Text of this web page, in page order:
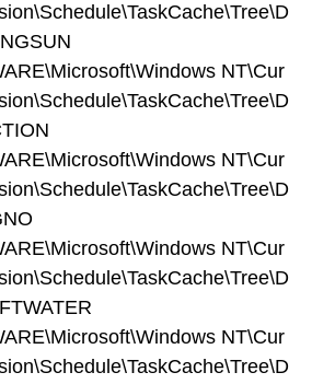
NT\Cur
NT\Cur
NT\Cur
NT\Cur